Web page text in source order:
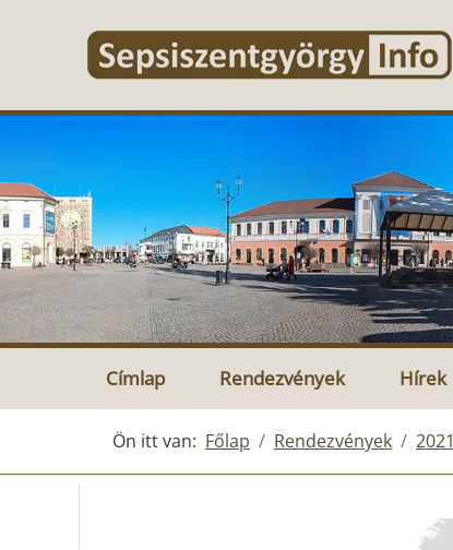
Címlap Rendezvények Hírek
Ön itt van: Főlap Rendezvények 2021